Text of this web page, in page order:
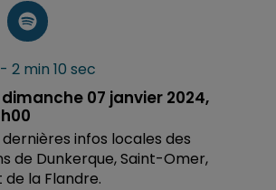
2 min 10 sec
07 janvier 2024,
infos locales des
de Dunkerque, Saint-Omer,
la Flandre.